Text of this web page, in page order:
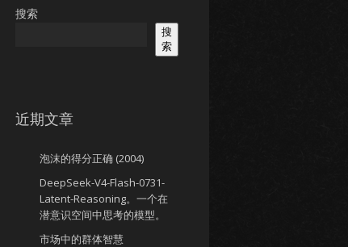
搜索
搜
索
近期文章
泡沫的得分正确 (2004)
DeepSeek-V4-Flash-0731-
Latent-Reasoning。一个在
潜意识空间中思考的模型。
市场中的群体智慧